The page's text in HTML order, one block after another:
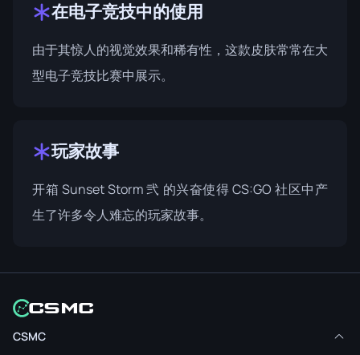
在电子竞技中的使用
由于其惊人的视觉效果和稀有性，这款皮肤常常在大
型电子竞技比赛中展示。
玩家故事
开箱 Sunset Storm 弐 的兴奋使得 CS:GO 社区中产
生了许多令人难忘的玩家故事。
CSMC